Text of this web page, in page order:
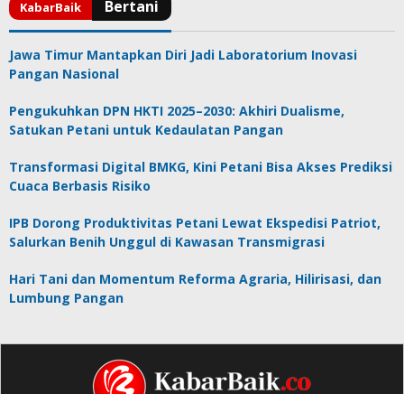
Jawa Timur Mantapkan Diri Jadi Laboratorium Inovasi
Pangan Nasional
Pengukuhkan DPN HKTI 2025–2030: Akhiri Dualisme,
Satukan Petani untuk Kedaulatan Pangan
Transformasi Digital BMKG, Kini Petani Bisa Akses Prediksi
Cuaca Berbasis Risiko
IPB Dorong Produktivitas Petani Lewat Ekspedisi Patriot,
Salurkan Benih Unggul di Kawasan Transmigrasi
Hari Tani dan Momentum Reforma Agraria, Hilirisasi, dan
Lumbung Pangan